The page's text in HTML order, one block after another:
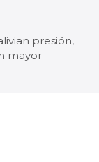
presión,
mayor